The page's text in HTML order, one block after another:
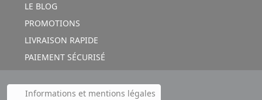
LE BLOG
PROMOTIONS
LIVRAISON RAPIDE
PAIEMENT SÉCURISÉ
Informations et mentions légales